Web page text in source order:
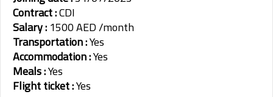
Contract :CDI
Salary :1500 AED /month
Transportation :Yes
Accommodation :Yes
Meals :Yes
Flight ticket :Yes